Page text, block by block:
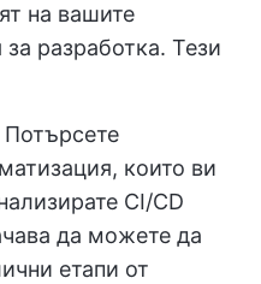
на вашите
разработка. Тези
Потърсете
които ви
CI/CD
да можете да
етапи от